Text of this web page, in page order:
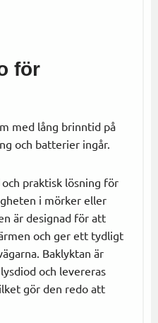
för
med lång brinntid på
och batterier ingår.
praktisk lösning för
i mörker eller
är designad för att
och ger ett tydligt
Baklyktan är
och levereras
gör den redo att